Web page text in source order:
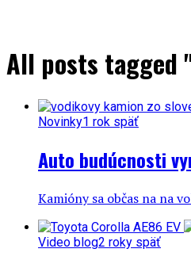
All posts tagged
Novinky1 rok späť
Auto budúcnosti
Kamióny sa občas na na
Video blog2 roky späť